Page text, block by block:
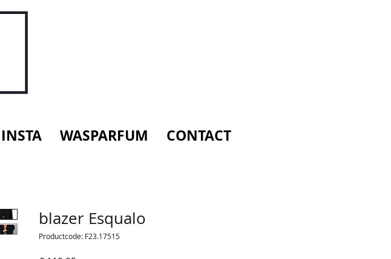
INSTA WASPARFUM CONTACT
blazer Esqualo
Productcode: F23.17515